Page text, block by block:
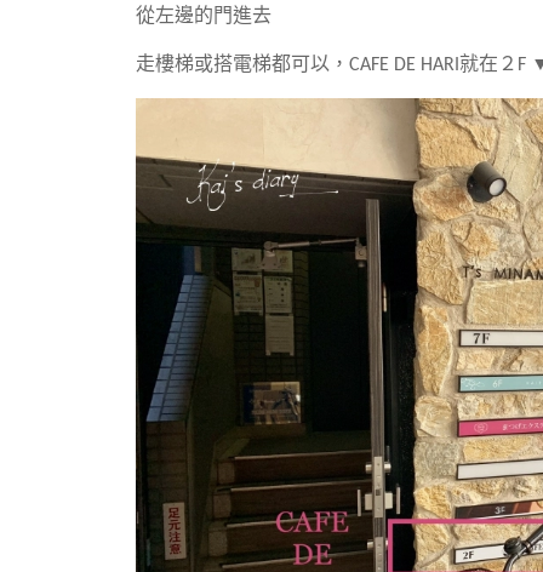
從左邊的門進去
走樓梯或搭電梯都可以，CAFE DE HARI就在２F